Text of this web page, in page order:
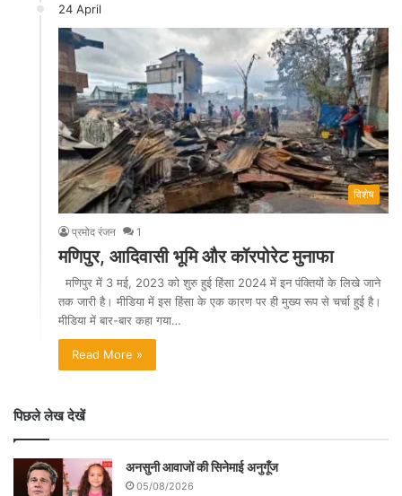
24 April
विशेष
प्रमोद रंजन 1
मणिपुर, आदिवासी भूमि और कॉरपोरेट मुनाफा
मणिपुर में 3 मई, 2023 को शुरु हुई हिंसा 2024 में इन पंक्तियों के लिखे जाने
तक जारी है। मीडिया में इस हिंसा के एक कारण पर ही मुख्य रूप से चर्चा हुई है।
मीडिया में बार-बार कहा गया…
Read More »
पिछले लेख देखें
अनसुनी आवाजों की सिनेमाई अनुगूँज
05/08/2026